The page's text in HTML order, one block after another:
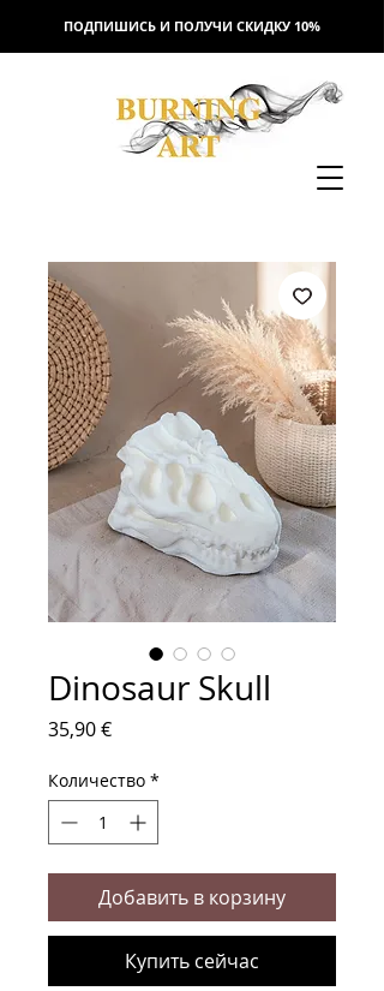
ПОДПИШИСЬ И ПОЛУЧИ СКИДКУ 10%
Dinosaur Skull
35,90 €Цена
Количество *
Добавить в корзину
Купить сейчас